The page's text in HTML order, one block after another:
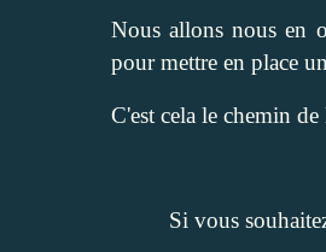
Nous allons nous en
pour mettre en place
C'est cela le chemin
Si vous